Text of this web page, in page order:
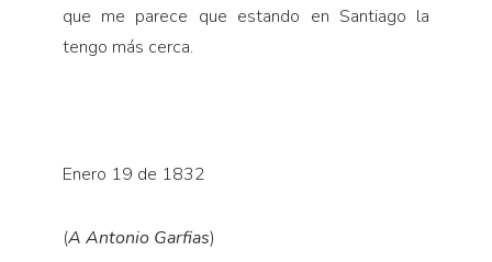
que me parece que estando en Santiago la
tengo más cerca.
Enero 19 de 1832
(A Antonio Garfias)